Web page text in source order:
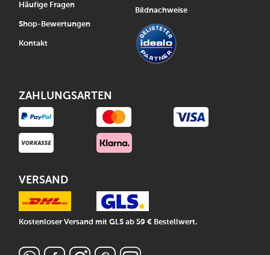
Häufige Fragen
Shop-Bewertungen
Kontakt
Bildnachweise
ZAHLUNGSARTEN
VERSAND
Kostenloser Versand mit GLS ab 59 € Bestellwert.